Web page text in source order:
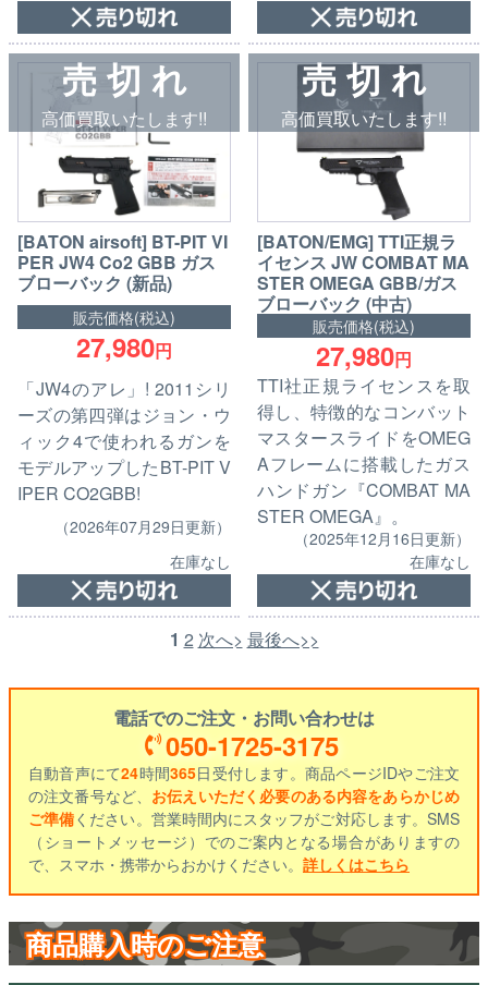
1 2 次へ> 最後へ>>
売 切 れ
高価買取いたします!!
[BATON airsoft] BT-PIT VI
PER JW4 Co2 GBB ガス
ブローバック (新品)
販売価格(税込)
27,980円
「JW4のアレ」! 2011シリ
ーズの第四弾はジョン・ウ
ィック4で使われるガンを
モデルアップしたBT-PIT V
IPER CO2GBB!
（2026年07月29日更新）
在庫なし
売 切 れ
高価買取いたします!!
[BATON/EMG] TTI正規ラ
イセンス JW COMBAT MA
STER OMEGA GBB/ガス
ブローバック (中古)
販売価格(税込)
27,980円
TTI社正規ライセンスを取
得し、特徴的なコンバット
マスタースライドをOMEG
Aフレームに搭載したガス
ハンドガン『COMBAT MA
STER OMEGA』。
（2025年12月16日更新）
在庫なし
電話でのご注文・お問い合わせは
050-1725-3175
自動音声にて24時間365日受付します。商品ページIDやご注文
の注文番号など、 お伝えいただく必要のある内容をあらかじめ
ご準備ください。営業時間内にスタッフがご対応します。SMS
（ショートメッセージ）でのご案内となる場合がありますの
で、スマホ・携帯からおかけください。 詳しくはこちら
商品購入時のご注意